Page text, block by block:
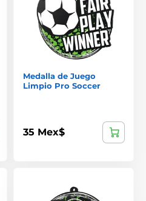
Medalla de Juego
Limpio Pro Soccer
35 Mex$